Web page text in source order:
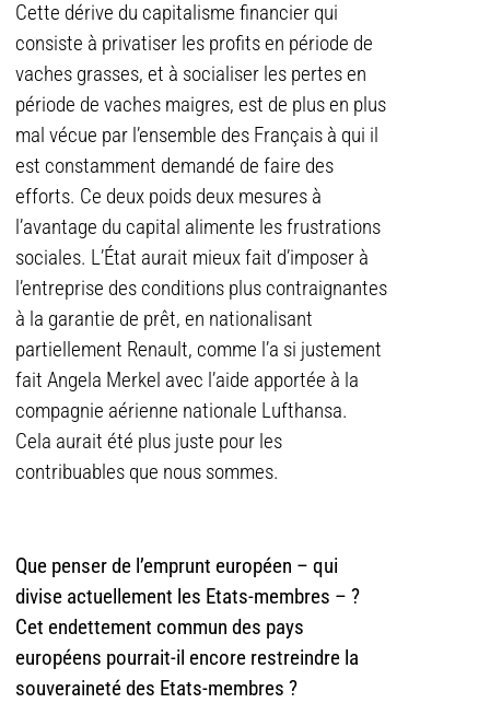
Cette dérive du capitalisme financier qui
consiste à privatiser les profits en période de
vaches grasses, et à socialiser les pertes en
période de vaches maigres, est de plus en plus
mal vécue par l’ensemble des Français à qui il
est constamment demandé de faire des
efforts. Ce deux poids deux mesures à
l’avantage du capital alimente les frustrations
sociales. L’État aurait mieux fait d’imposer à
l’entreprise des conditions plus contraignantes
à la garantie de prêt, en nationalisant
partiellement Renault, comme l’a si justement
fait Angela Merkel avec l’aide apportée à la
compagnie aérienne nationale Lufthansa.
Cela aurait été plus juste pour les
contribuables que nous sommes.
Que penser de l’emprunt européen – qui
divise actuellement les Etats-membres – ?
Cet endettement commun des pays
européens pourrait-il encore restreindre la
souveraineté des Etats-membres ?